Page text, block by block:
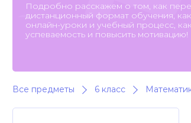
Подробно расскажем о том, как
дистанционный формат обучения,
онлайн-уроки и учебный процесс,
успеваемость и повысить мотивацию!
Все предметы 6 класс